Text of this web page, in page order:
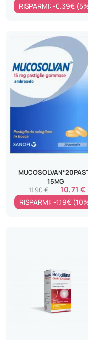
RISPARMI: -0.39€
15MG
10,71 €
11,90 €
RISPARMI: -1.19€